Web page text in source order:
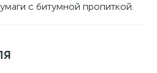
с битумной пропиткой.